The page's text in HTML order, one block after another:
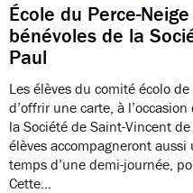
École du Perce-
bénévoles de la
Paul
Les élèves du comité écolo
d’offrir une carte, à
la Société de Saint-Vincent
élèves accompagneront
temps d’une demi-journée,
Cette…